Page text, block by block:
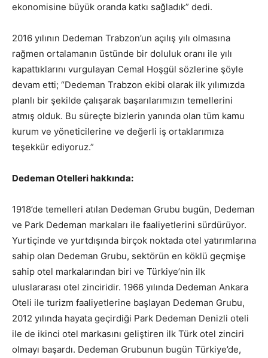
ekonomisine büyük oranda katkı sağladık” dedi.
2016 yılının Dedeman Trabzon’un açılış yılı olmasına
rağmen ortalamanın üstünde bir doluluk oranı ile yılı
kapattıklarını vurgulayan Cemal Hoşgül sözlerine şöyle
devam etti; “Dedeman Trabzon ekibi olarak ilk yılımızda
planlı bir şekilde çalışarak başarılarımızın temellerini
atmış olduk. Bu süreçte bizlerin yanında olan tüm kamu
kurum ve yöneticilerine ve değerli iş ortaklarımıza
teşekkür ediyoruz.”
Dedeman Otelleri hakkında:
1918’de temelleri atılan Dedeman Grubu bugün, Dedeman
ve Park Dedeman markaları ile faaliyetlerini sürdürüyor.
Yurtiçinde ve yurtdışında birçok noktada otel yatırımlarına
sahip olan Dedeman Grubu, sektörün en köklü geçmişe
sahip otel markalarından biri ve Türkiye’nin ilk
uluslararası otel zinciridir. 1966 yılında Dedeman Ankara
Oteli ile turizm faaliyetlerine başlayan Dedeman Grubu,
2012 yılında hayata geçirdiği Park Dedeman Denizli oteli
ile de ikinci otel markasını geliştiren ilk Türk otel zinciri
olmayı başardı. Dedeman Grubunun bugün Türkiye’de,